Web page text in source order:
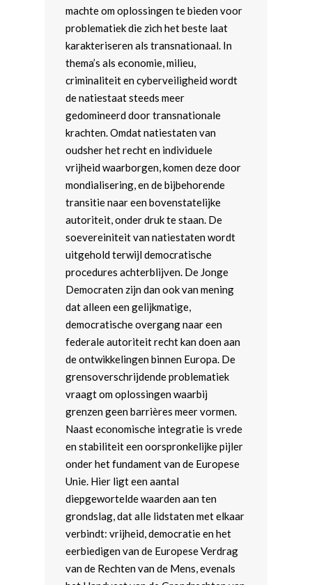
machte om oplossingen te bieden voor
problematiek die zich het beste laat
karakteriseren als transnationaal. In
thema’s als economie, milieu,
criminaliteit en cyberveiligheid wordt
de natiestaat steeds meer
gedomineerd door transnationale
krachten. Omdat natiestaten van
oudsher het recht en individuele
vrijheid waarborgen, komen deze door
mondialisering, en de bijbehorende
transitie naar een bovenstatelijke
autoriteit, onder druk te staan. De
soevereiniteit van natiestaten wordt
uitgehold terwijl democratische
procedures achterblijven. De Jonge
Democraten zijn dan ook van mening
dat alleen een gelijkmatige,
democratische overgang naar een
federale autoriteit recht kan doen aan
de ontwikkelingen binnen Europa. De
grensoverschrijdende problematiek
vraagt om oplossingen waarbij
grenzen geen barrières meer vormen.
Naast economische integratie is vrede
en stabiliteit een oorspronkelijke pijler
onder het fundament van de Europese
Unie. Hier ligt een aantal
diepgewortelde waarden aan ten
grondslag, dat alle lidstaten met elkaar
verbindt: vrijheid, democratie en het
eerbiedigen van de Europese Verdrag
van de Rechten van de Mens, evenals